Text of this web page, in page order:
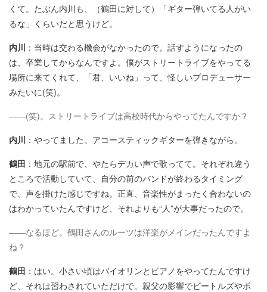
くて。たぶん内川も、（鶴田に対して）「ギター弾いてる人がい
るな」くらいだと思うけど。
内川 ：当時は交わる機会がなかったので。話すようになったの
は、卒業してからなんですよ。僕がストリートライブをやってる
場所に来てくれて、「君、いいね」って、怪しいプロデューサー
みたいに(笑)。
——(笑)。ストリートライブは高校時代からやってたんですか？
内川 ：やってました。アコースティックギターを弾きながら。
鶴田 ：地元の駅前で、やたらデカい声で歌ってて。それぞれ違う
ところで活動していて、自分の前のバンドが終わるタイミング
で、声を掛けた感じですね。正直、音楽性がまったく合わないの
はわかっていたんですけど、それよりも“人”が大事だったので。
——なるほど。鶴田さんのルーツは洋楽がメインだったんですよ
ね？
鶴田 ：はい。小さい頃はバイオリンとピアノをやってたんですけ
ど、それは習わされていただけで。親父の影響でビートルズやボ